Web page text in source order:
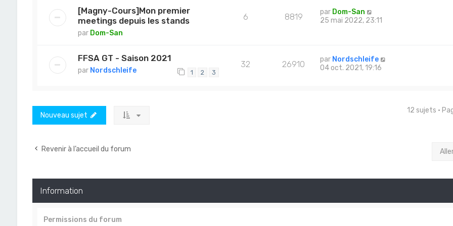
[Magny-Cours]Mon premier
meetings depuis les stands
par Dom-San
6 8819 par Dom-San
25 mai 2022, 23:11
FFSA GT - Saison 2021
par Nordschleife 1 2 3
32 26910 par Nordschleife
04 oct. 2021, 19:16
Nouveau sujet
12 sujets •
Revenir à l’accueil du forum
Information
Permissions du forum